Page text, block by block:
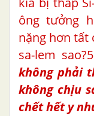
ông tưởng
nặng hơn tất
sa-lem sao?5
không phải
không chịu
chết hết y